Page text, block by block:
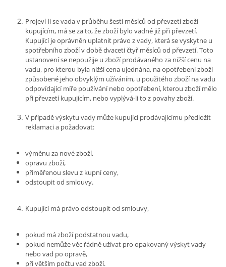
Projeví-li se vada v průběhu šesti měsíců od převzetí zboží
kupujícím, má se za to, že zboží bylo vadné již při převzetí.
Kupující je oprávněn uplatnit právo z vady, která se vyskytne u
spotřebního zboží v době dvaceti čtyř měsíců od převzetí. Toto
ustanovení se nepoužije u zboží prodávaného za nižší cenu na
vadu, pro kterou byla nižší cena ujednána, na opotřebení zboží
způsobené jeho obvyklým užíváním, u použitého zboží na vadu
odpovídající míře používání nebo opotřebení, kterou zboží mělo
při převzetí kupujícím, nebo vyplývá-li to z povahy zboží.
V případě výskytu vady může kupující prodávajícímu předložit
reklamaci a požadovat:
výměnu za nové zboží,
opravu zboží,
přiměřenou slevu z kupní ceny,
odstoupit od smlouvy.
Kupující má právo odstoupit od smlouvy,
pokud má zboží podstatnou vadu,
pokud nemůže věc řádně užívat pro opakovaný výskyt vady
nebo vad po opravě,
při větším počtu vad zboží.